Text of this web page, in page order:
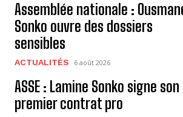
Assemblée nationale :
Sonko ouvre des dossiers
sensibles
ACTUALITÉS 6 août 2026
ASSE : Lamine Sonko signe son
premier contrat pro